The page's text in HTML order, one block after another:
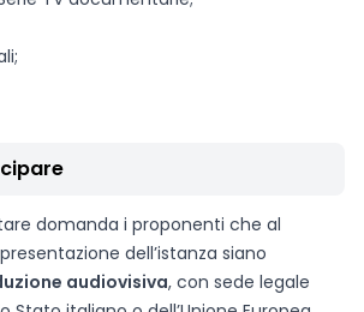
domanda i proponenti che al
dell’istanza siano
audiovisiva, con sede legale